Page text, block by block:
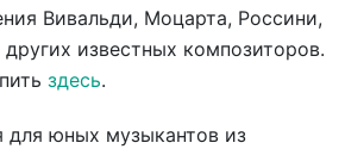
Вивальди, Моцарта, Россини,
других известных композиторов.
здесь.
для юных музыкантов из